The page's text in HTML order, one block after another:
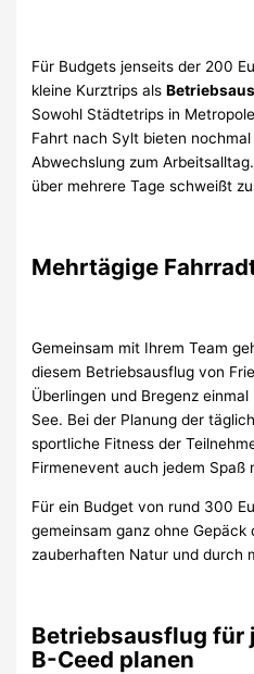
Für Budgets jenseits der 200
kleine Kurztrips als
Sowohl Städtetrips in
Fahrt nach Sylt bieten
Abwechslung zum
über mehrere Tage schweißt
Mehrtägige
Gemeinsam mit Ihrem Team
diesem Betriebsausflug von
Überlingen und Bregenz
See. Bei der Planung der
sportliche Fitness der
Firmenevent auch jedem Spaß
Für ein Budget von rund 300
gemeinsam ganz ohne Gepäck
zauberhaften Natur und durch
Betriebsausflug für
B-Ceed planen